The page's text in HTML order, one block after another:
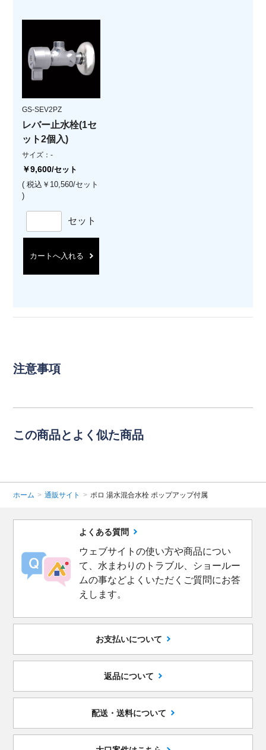
GS-SEV2PZ
レバー止水栓(1セ
ット2個入)
サイズ：-
￥9,600/セット
( 税込￥10,560/セット
)
セット
カートへ入れる
注意事項
この商品とよく似た商品
ホーム > 通販サイト > ポロ 湯水混合水栓 ポップアップ付属
よくある質問
ウェブサイトの使い方や商品につい
て、水まわりのトラブル、ショールー
ムの事などよくいただくご質問にお答
えします。
お支払いについて
返品について
配送・送料について